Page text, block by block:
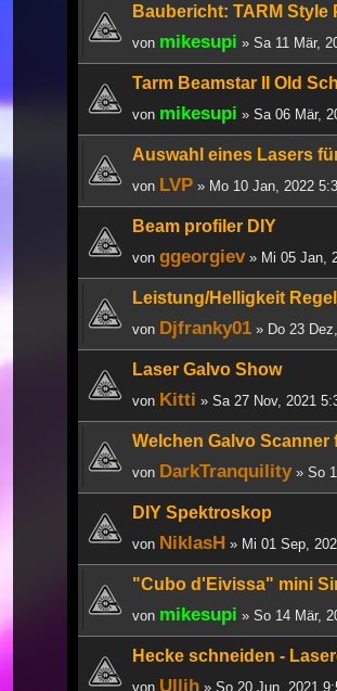
Baubericht: TARM Style
von mikesupi » Sa 11 Mär,
Tarm Beamstar II Old
von mikesupi » Sa 06 Mär,
Auswahl eines Lasers
von LVP » Mo 10 Jan, 2022
Beam profiler DIY
von ggeorgiev» Mi 05 Jan,
Leistung/Helligkeit
von Djfranky01 » Do 23
Laser Galvo Show
von Kitti » Sa 27 Nov, 2021
Welchen Galvo
von DarkTranquility» So
DIY Spektroskop
von NiklasH » Mi 01 Sep,
"Cubo d'Eivissa" mini
von mikesupi » So 14 Mär,
Hecke schneiden -
von Ullih » So 20 Jun, 2021